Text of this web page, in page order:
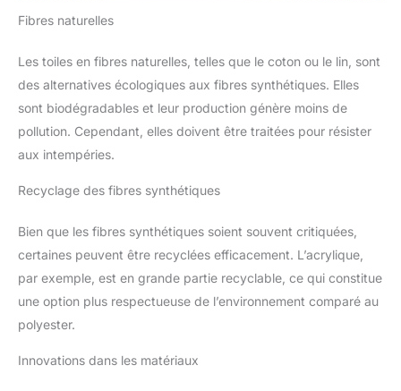
Fibres naturelles
Les toiles en fibres naturelles, telles que le coton ou le lin, sont
des alternatives écologiques aux fibres synthétiques. Elles
sont biodégradables et leur production génère moins de
pollution. Cependant, elles doivent être traitées pour résister
aux intempéries.
Recyclage des fibres synthétiques
Bien que les fibres synthétiques soient souvent critiquées,
certaines peuvent être recyclées efficacement. L’acrylique,
par exemple, est en grande partie recyclable, ce qui constitue
une option plus respectueuse de l’environnement comparé au
polyester.
Innovations dans les matériaux